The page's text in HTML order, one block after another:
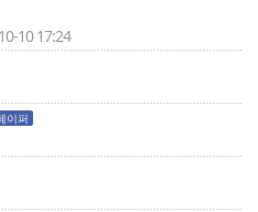
10 17:24
이퍼